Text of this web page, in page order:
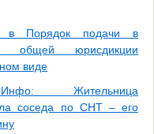
в Порядок подачи в
общей юрисдикции
виде
Жительница
соседа по СНТ – его